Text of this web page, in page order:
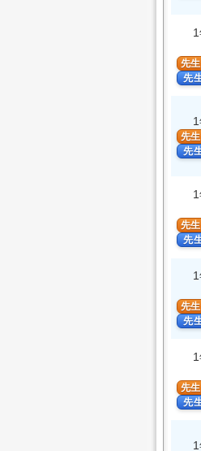
先
先
先
先
先
先
先
先
先
先